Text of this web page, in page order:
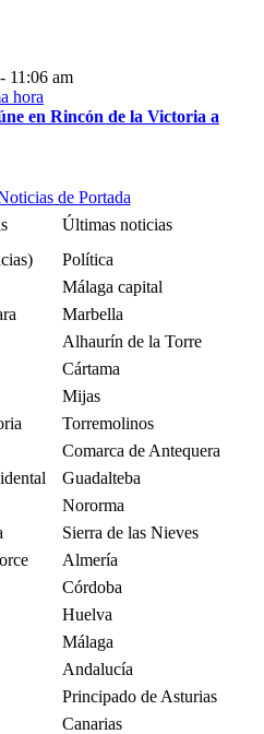
11:06 am
en Rincón de la Victoria a
de Portada
Últimas noticias
Política
Málaga capital
Marbella
Alhaurín de la Torre
Cártama
Mijas
Torremolinos
Comarca de Antequera
Guadalteba
Nororma
Sierra de las Nieves
Almería
Córdoba
Huelva
Málaga
Andalucía
Principado de Asturias
Canarias